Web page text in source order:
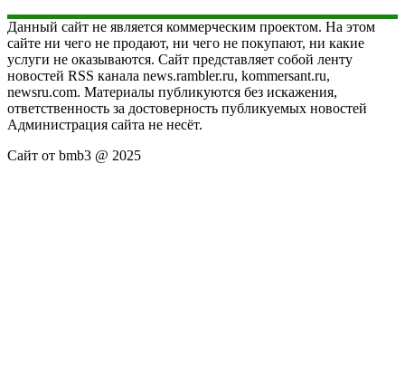
Данный сайт не является коммерческим проектом. На этом
сайте ни чего не продают, ни чего не покупают, ни какие
услуги не оказываются. Сайт представляет собой ленту
новостей RSS канала news.rambler.ru, kommersant.ru,
newsru.com. Материалы публикуются без искажения,
ответственность за достоверность публикуемых новостей
Администрация сайта не несёт.
Сайт от bmb3 @ 2025